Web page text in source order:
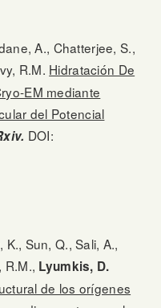
A., Chatterjee, S.,
R.M. Hidratación De
EM mediante
del Potencial
DOI:
Sun, Q., Sali, A.,
R.M., Lyumkis, D.
de los orígenes